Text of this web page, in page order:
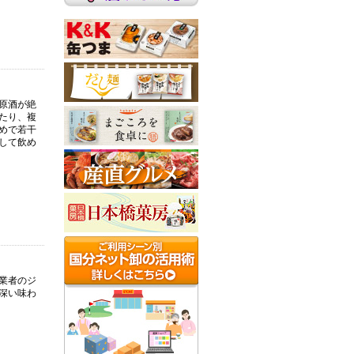
酒が絶
り、複
で若干
て飲め
者のジ
い味わ